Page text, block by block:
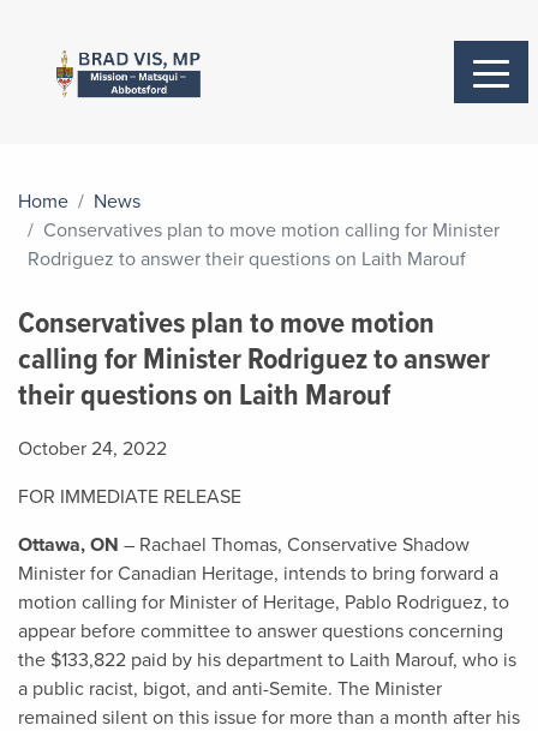
Home
News
Conservatives plan to move motion calling for Minister
Rodriguez to answer their questions on Laith Marouf
Conservatives plan to move motion
calling for Minister Rodriguez to answer
their questions on Laith Marouf
October 24, 2022
FOR IMMEDIATE RELEASE
Ottawa, ON – Rachael Thomas, Conservative Shadow
Minister for Canadian Heritage, intends to bring forward a
motion calling for Minister of Heritage, Pablo Rodriguez, to
appear before committee to answer questions concerning
the $133,822 paid by his department to Laith Marouf, who is
a public racist, bigot, and anti-Semite. The Minister
remained silent on this issue for more than a month after his